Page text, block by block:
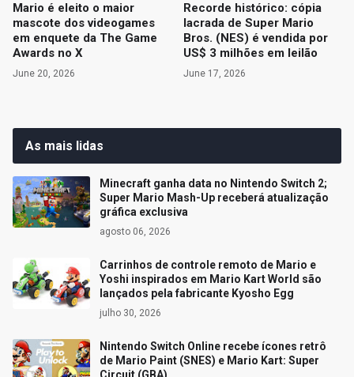
Mario é eleito o maior
mascote dos videogames
em enquete da The Game
Awards no X
June 20, 2026
Recorde histórico: cópia
lacrada de Super Mario
Bros. (NES) é vendida por
US$ 3 milhões em leilão
June 17, 2026
As mais lidas
Minecraft ganha data no Nintendo Switch 2;
Super Mario Mash-Up receberá atualização
gráfica exclusiva
agosto 06, 2026
Carrinhos de controle remoto de Mario e
Yoshi inspirados em Mario Kart World são
lançados pela fabricante Kyosho Egg
julho 30, 2026
Nintendo Switch Online recebe ícones retrô
de Mario Paint (SNES) e Mario Kart: Super